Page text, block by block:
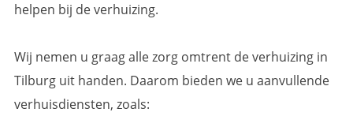
helpen bij de verhuizing.
Wij nemen u graag alle zorg omtrent de verhuizing in
Tilburg uit handen. Daarom bieden we u aanvullende
verhuisdiensten, zoals: